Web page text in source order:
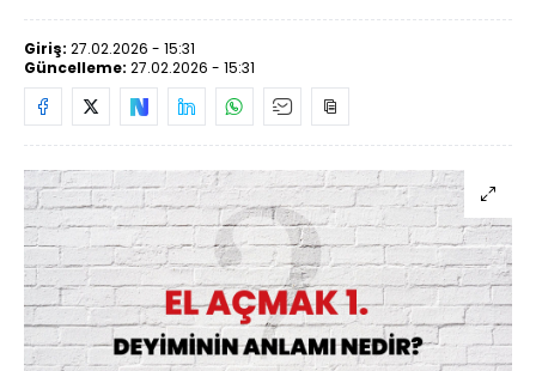
Giriş: 27.02.2026 - 15:31
Güncelleme: 27.02.2026 - 15:31